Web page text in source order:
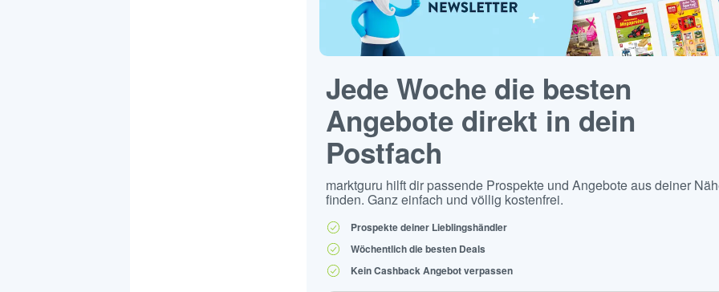
Jede Woche die besten
Angebote direkt in dein
Postfach
marktguru hilft dir passende Prospekte und Angebote aus deiner
finden. Ganz einfach und völlig kostenfrei.
Prospekte deiner Lieblingshändler
Wöchentlich die besten Deals
Kein Cashback Angebot verpassen